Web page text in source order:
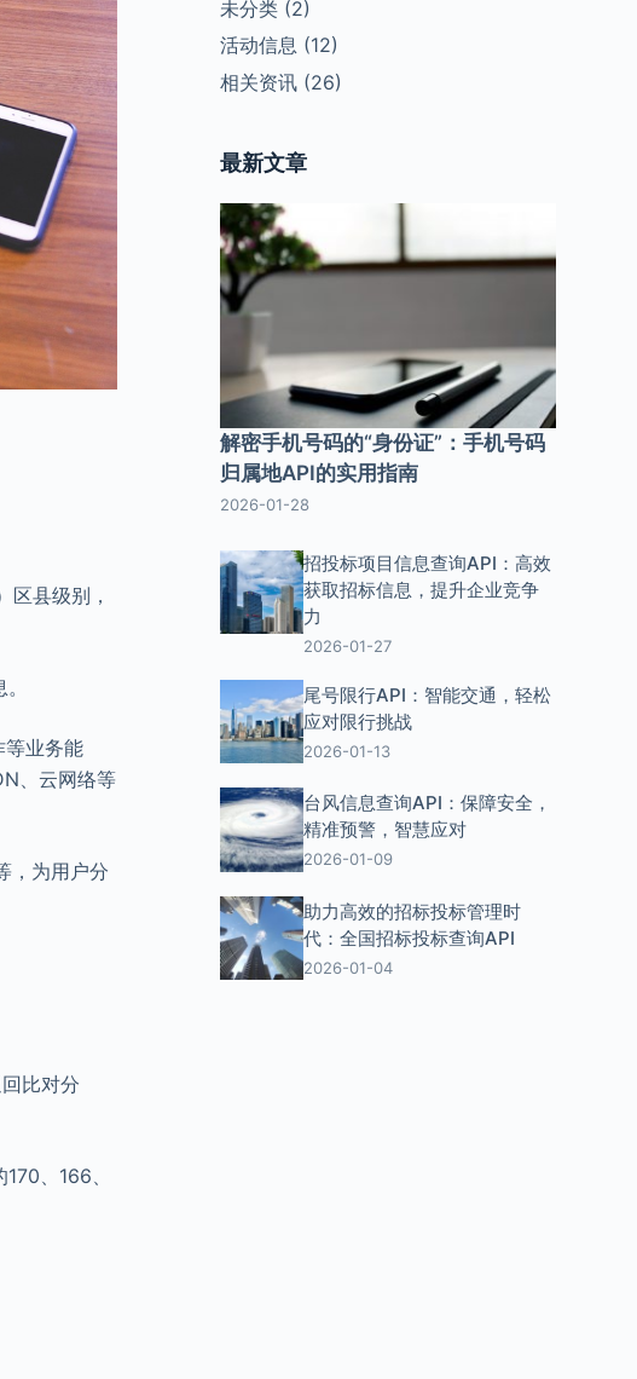
区县级别，
等业务能
、云网络等
，为用户分
比对分
、166、
未分类(2)
活动信息 (12)
相关资讯(26)
最新文章
解密手机号码的“身份证”：手机号码
归属地API的实用指南
2026-01-28
招投标项目信息查询API：高效
获取招标信息，提升企业竞争
力
2026-01-27
尾号限行API：智能交通，轻松
应对限行挑战
2026-01-13
台风信息查询API：保障安全，
精准预警，智慧应对
2026-01-09
助力高效的招标投标管理时
代：全国招标投标查询API
2026-01-04